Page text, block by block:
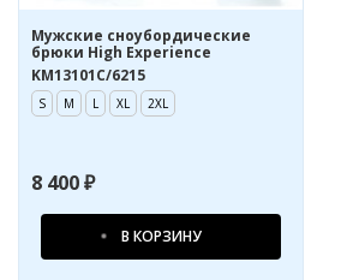
Мужские сноубордические
брюки High Experience
KM13101C/6215
S M L XL 2XL
8 400 ₽
В КОРЗИНУ